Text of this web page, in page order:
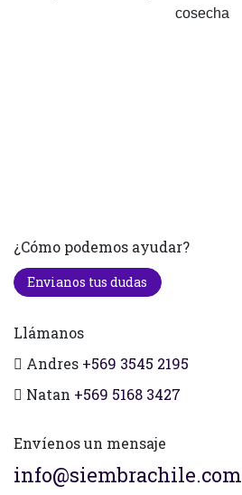
cosecha
¿Cómo podemos ayudar?
Envianos tus dudas
Llámanos
Andres +569 3545 2195
Natan +569 5168 3427
Envíenos un mensaje
info@siembrachile.com